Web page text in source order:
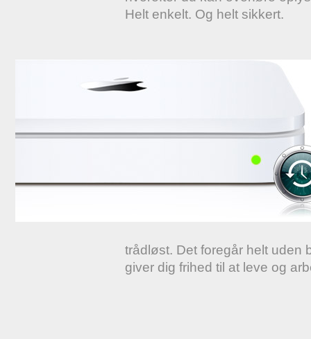
Helt enkelt. Og helt sikkert.
trådløst. Det foregår helt uden
giver dig frihed til at leve og